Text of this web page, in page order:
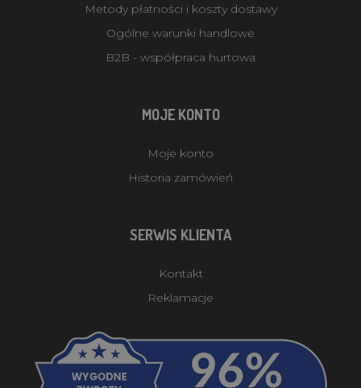
Metody płatności i koszty dostawy
Ogólne warunki handlowe
B2B - współpraca hurtowa
MOJE KONTO
Moje konto
Historia zamówień
SERWIS KLIENTA
Kontakt
Reklamacje